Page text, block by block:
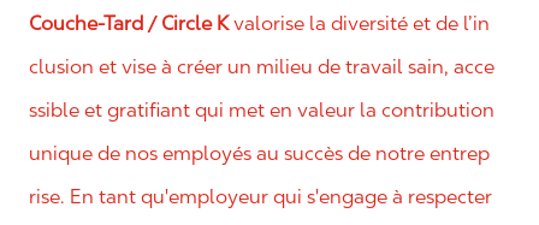
Couche-Tard / Circle Kvalorise la diversité et de l’in
clusion et vise à créer un milieu de travail sain, acce
ssible et gratifiant qui met en valeur la contribution
unique de nos employés au succès de notre entrep
rise. En tant qu'employeur qui s'engage à respecter